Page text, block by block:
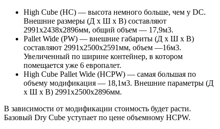
High Cube (HC) — высота немного больше, чем у DC.
Внешние размеры (Д х Ш х В) составляют
2991х2438х2896мм, общий объем — 17,9м3.
Pallet Wide (PW) — внешние габариты (Д х Ш х В)
составляют 2991х2500х2591мм, объем —16м3.
Увеличенный по ширине контейнер, в котором
помещается уже 6 европалет.
High Cube Pallet Wide (HCPW) — самая большая по
объему модификация — 18,1м3. Внешние параметры (Д
х Ш х В) 2991х2500х2896мм.
В зависимости от модификации стоимость будет расти.
Базовый Dry Cube уступает по цене объемному HCPW.